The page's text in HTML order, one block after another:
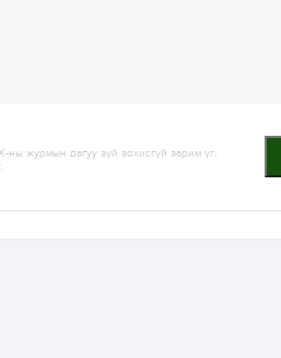
ны журмын дагуу зүй зохисгүй зарим үг,